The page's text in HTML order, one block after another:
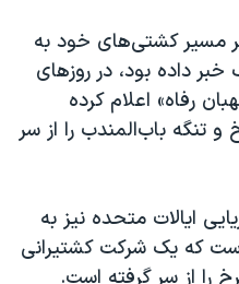
مسیر کشتی‌های خود به
داده بود، در روزهای
رفاه» اعلام کرده
تنگه باب‌المندب را از سر
ایالات متحده نیز به
که یک شرکت کشتیرانی